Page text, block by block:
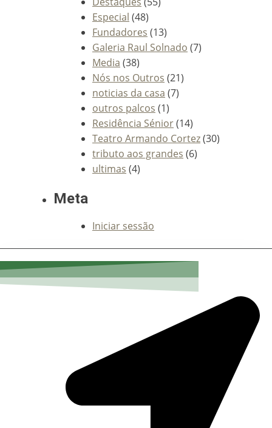
Especial (48)
Fundadores (13)
Galeria Raul Solnado (7)
Media (38)
Nós nos Outros (21)
noticias da casa (7)
outros palcos (1)
Residência Sénior(14)
Teatro Armando Cortez(30)
tributo aos grandes (6)
ultimas (4)
Meta
Iniciar sessão